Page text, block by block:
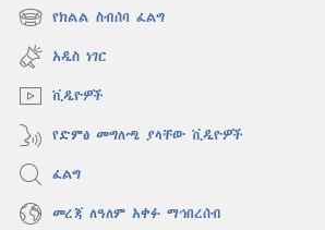
ዊንዶው
ክፈት)
የክልል ስብሰባ ፈልግ
(አዲስ
ዊንዶው
ክፈት)
አዲስ ነገር
ቪዲዮዎች
የድምፅ መግለጫ ያላቸው ቪዲዮዎች
ፈልግ
መረጃ ለዓለም አቀፉ ማኅበረሰብ